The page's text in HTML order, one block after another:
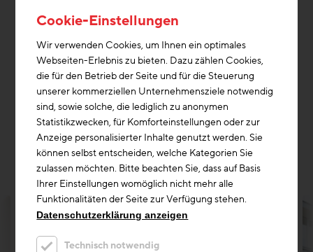
gespannte Geschoßdecken aus Brettschichtholz,
denen Stahlgelenke eine Pfosten-Riegel-Glasfassade
tragen. Die Ausführung besticht dabei durch eine
qualitätsvolle Detailausbildung und hohe Wertigkeit in
der Oberflächenbehandlung, sowie durch eine
ökologisch orientierte Haltung des Planers und
Eigentümers. (Jurytext Holzbaupreis Niederösterreich
2018)
Cookie-Einstellungen
Wir verwenden Cookies, um Ihnen ein optimales
Webseiten-Erlebnis zu bieten. Dazu zählen Cookies,
die für den Betrieb der Seite und für die Steuerung
unserer kommerziellen Unternehmensziele notwendig
sind, sowie solche, die lediglich zu anonymen
Statistikzwecken, für Komforteinstellungen oder zur
Anzeige personalisierter Inhalte genutzt werden. Sie
können selbst entscheiden, welche Kategorien Sie
zulassen möchten. Bitte beachten Sie, dass auf Basis
Ihrer Einstellungen womöglich nicht mehr alle
Funktionalitäten der Seite zur Verfügung stehen.
Datenschutzerklärung anzeigen
Technisch notwendig